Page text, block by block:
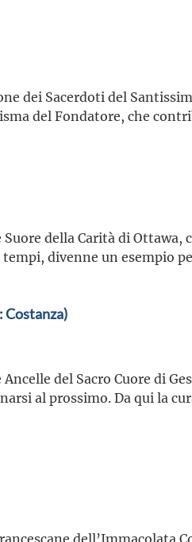
dei Sacerdoti del
del Fondatore, che
della Carità di
divenne un esempio
Costanza)
del Sacro Cuore di
al prossimo. Da qui la
dell’Immacolata